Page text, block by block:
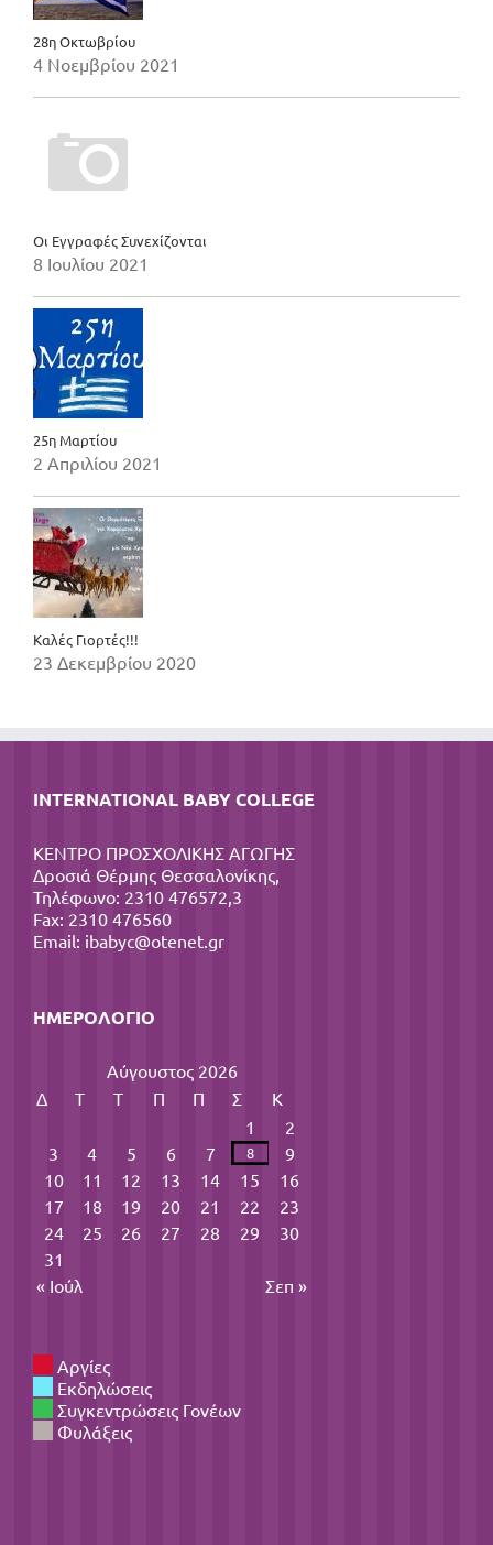
28η Οκτωβρίου
4 Νοεμβρίου 2021
Οι Εγγραφές Συνεχίζονται
8 Ιουλίου 2021
25η Μαρτίου
2 Απριλίου 2021
Καλές Γιορτές!!!
23 Δεκεμβρίου 2020
INTERNATIONAL BABY COLLEGE
ΚΕΝΤΡΟ ΠΡΟΣΧΟΛΙΚΗΣ ΑΓΩΓΗΣ
Δροσιά Θέρμης Θεσσαλονίκης,
Τηλέφωνο: 2310 476572,3
Fax: 2310 476560
Email: ibabyc@otenet.gr
ΗΜΕΡΟΛΌΓΙΟ
Αύγουστος 2026
Δ
Τ Τ Π Π Σ
Κ
1
2
3
4 5 6 7 8
9
10
11 12 13 14 15
16
17
18 19 20 21 22
23
24
25 26 27 28 29
30
31
« Ιούλ
Σεπ »
Αργίες
Εκδηλώσεις
Συγκεντρώσεις Γονέων
Φυλάξεις